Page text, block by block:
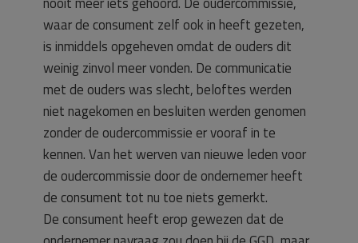
waar de consument zelf ook in heeft gezeten,
is inmiddels opgeheven omdat de ouders dit
weinig zinvol meer vonden. De communicatie
met de ouders was slecht, beloftes werden
niet nagekomen en besluiten werden genomen
zonder de oudercommissie er vooraf in te
kennen. Van het werven van nieuwe leden voor
de oudercommissie door de ondernemer heeft
de consument tot nu toe niets gemerkt.
De consument heeft erop gewezen dat de